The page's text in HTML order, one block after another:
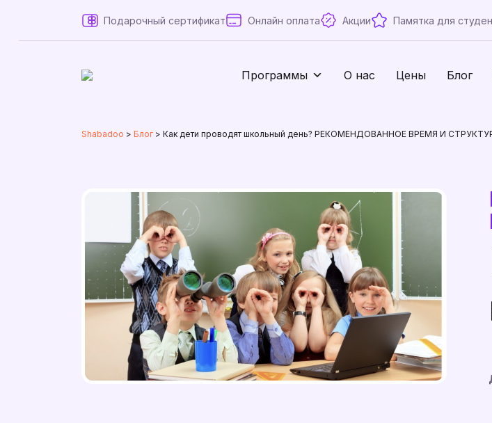
Подарочный сертификат Онлайн оплата Акции Памятка для
Программы О нас Цены Блог
Shabadoo > Блог > Как дети проводят школьный день? РЕКОМЕНДОВАННОЕ ВРЕМЯ И